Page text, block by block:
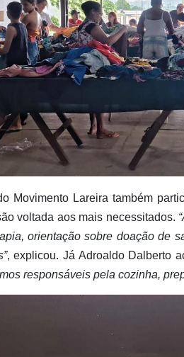
Movimento Lareira também
voltada aos mais necessitados.
orientação sobre doação de
, explicou. Já Adroaldo Dalberto
responsáveis pela cozinha,